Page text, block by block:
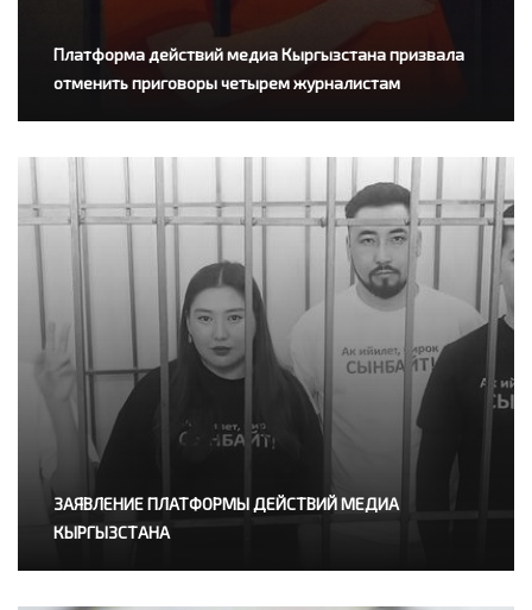
Платформа действий медиа Кыргызстана призвала
отменить приговоры четырем журналистам
ЗАЯВЛЕНИЕ ПЛАТФОРМЫ ДЕЙСТВИЙ МЕДИА
КЫРГЫЗСТАНА